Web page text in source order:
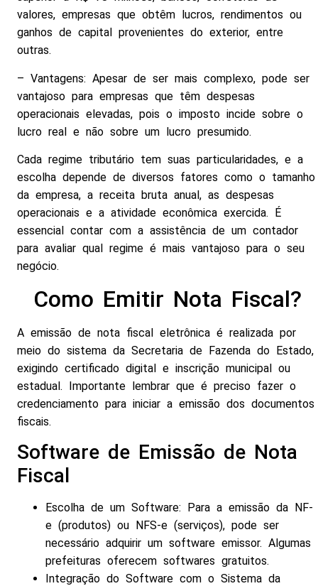
valores, empresas que obtêm lucros, rendimentos ou
ganhos de capital provenientes do exterior, entre
outras.
– Vantagens: Apesar de ser mais complexo, pode ser
vantajoso para empresas que têm despesas
operacionais elevadas, pois o imposto incide sobre o
lucro real e não sobre um lucro presumido.
Cada regime tributário tem suas particularidades, e a
escolha depende de diversos fatores como o tamanho
da empresa, a receita bruta anual, as despesas
operacionais e a atividade econômica exercida. É
essencial contar com a assistência de um contador
para avaliar qual regime é mais vantajoso para o seu
negócio.
Como Emitir Nota Fiscal?
A emissão de nota fiscal eletrônica é realizada por
meio do sistema da Secretaria de Fazenda do Estado,
exigindo certificado digital e inscrição municipal ou
estadual. Importante lembrar que é preciso fazer o
credenciamento para iniciar a emissão dos documentos
fiscais.
Software de Emissão de Nota
Fiscal
Escolha de um Software: Para a emissão da NF-
e (produtos) ou NFS-e (serviços), pode ser
necessário adquirir um software emissor. Algumas
prefeituras oferecem softwares gratuitos.
Integração do Software com o Sistema da